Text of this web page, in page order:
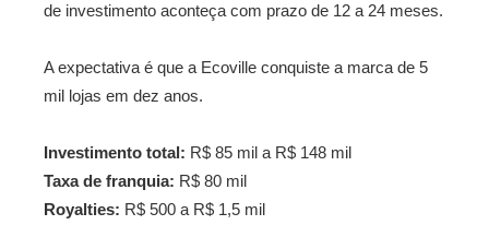
de investimento aconteça com prazo de 12 a 24 meses.
A expectativa é que a Ecoville conquiste a marca de 5
mil lojas em dez anos.
Investimento total: R$ 85 mil a R$ 148 mil
Taxa de franquia: R$ 80 mil
Royalties: R$ 500 a R$ 1,5 mil